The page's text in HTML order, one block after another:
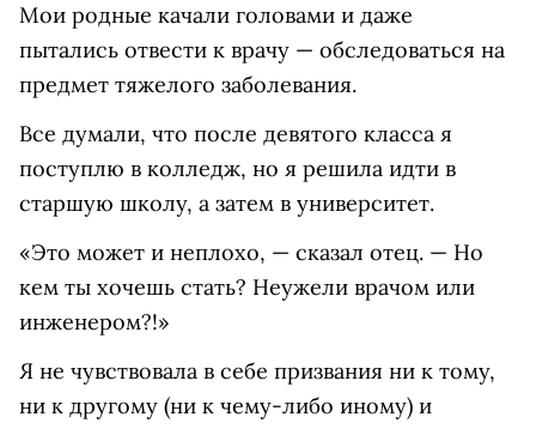
Мои родные качали головами и даже
пытались отвести к врачу — обследоваться на
предмет тяжелого заболевания.
Все думали, что после девятого класса я
поступлю в колледж, но я решила идти в
старшую школу, а затем в университет.
«Это может и неплохо, — сказал отец. — Но
кем ты хочешь стать? Неужели врачом или
инженером?!»
Я не чувствовала в себе призвания ни к тому,
ни к другому (ни к чему-либо иному) и